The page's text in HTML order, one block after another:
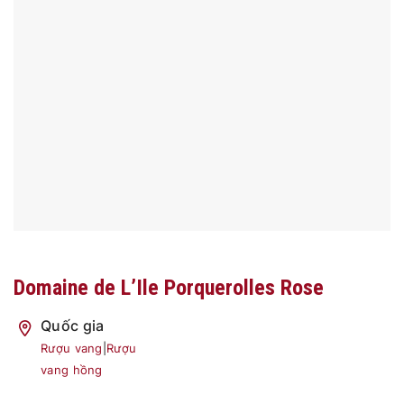
Domaine de L’Ile Porquerolles Rose
Quốc gia
Rượu vang Rượu
vang hồng